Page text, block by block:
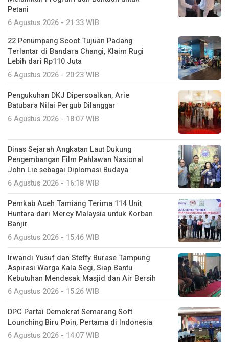
Petani
6 Agustus 2026 - 21:33 WIB
22 Penumpang Scoot Tujuan Padang
Terlantar di Bandara Changi, Klaim Rugi
Lebih dari Rp110 Juta
6 Agustus 2026 - 20:23 WIB
Pengukuhan DKJ Dipersoalkan, Arie
Batubara Nilai Pergub Dilanggar
6 Agustus 2026 - 18:07 WIB
Dinas Sejarah Angkatan Laut Dukung
Pengembangan Film Pahlawan Nasional
John Lie sebagai Diplomasi Budaya
6 Agustus 2026 - 16:18 WIB
Pemkab Aceh Tamiang Terima 114 Unit
Huntara dari Mercy Malaysia untuk Korban
Banjir
6 Agustus 2026 - 15:46 WIB
Irwandi Yusuf dan Steffy Burase Tampung
Aspirasi Warga Kala Segi, Siap Bantu
Kebutuhan Mendesak Masjid dan Air Bersih
6 Agustus 2026 - 15:26 WIB
DPC Partai Demokrat Semarang Soft
Lounching Biru Poin, Pertama di Indonesia
6 Agustus 2026 - 14:07 WIB